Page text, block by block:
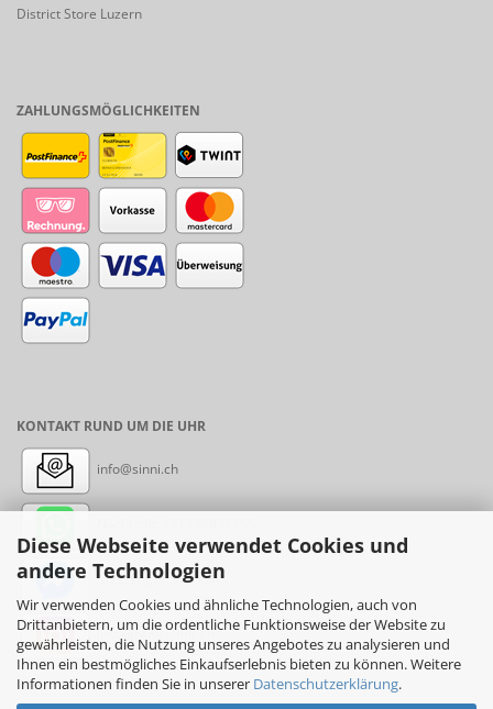
Diese Webseite verwendet Cookies und
andere Technologien
Wir verwenden Cookies und ähnliche Technologien, auch von
Drittanbietern, um die ordentliche Funktionsweise der Website zu
gewährleisten, die Nutzung unseres Angebotes zu analysieren und
Ihnen ein bestmögliches Einkaufserlebnis bieten zu können. Weitere
Informationen finden Sie in unserer Datenschutzerklärung.
District Store Luzern
ZAHLUNGSMÖGLICHKEITEN
KONTAKT RUND UM DIE UHR
info@sinni.ch
Messenger: sinni.ch
Instagram: sinni_ch